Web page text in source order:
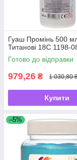
Гуаш Промінь 500
Титанові 18С 1198-
Готово до відправки
979,26 ₴ 1 030,80
Купити
–5%